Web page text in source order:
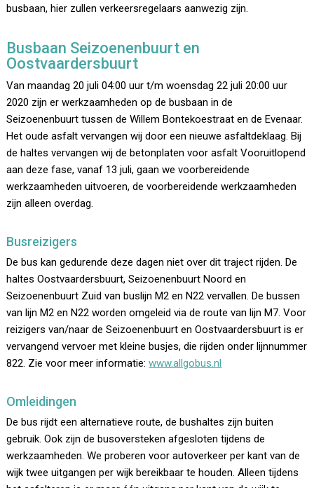
busbaan, hier zullen verkeersregelaars aanwezig zijn.
Busbaan Seizoenenbuurt en
Oostvaardersbuurt
Van maandag 20 juli 04:00 uur t/m woensdag 22 juli 20:00 uur
2020 zijn er werkzaamheden op de busbaan in de
Seizoenenbuurt tussen de Willem Bontekoestraat en de Evenaar.
Het oude asfalt vervangen wij door een nieuwe asfaltdeklaag. Bij
de haltes vervangen wij de betonplaten voor asfalt Vooruitlopend
aan deze fase, vanaf 13 juli, gaan we voorbereidende
werkzaamheden uitvoeren, de voorbereidende werkzaamheden
zijn alleen overdag.
Busreizigers
De bus kan gedurende deze dagen niet over dit traject rijden. De
haltes Oostvaardersbuurt, Seizoenenbuurt Noord en
Seizoenenbuurt Zuid van buslijn M2 en N22 vervallen. De bussen
van lijn M2 en N22 worden omgeleid via de route van lijn M7. Voor
reizigers van/naar de Seizoenenbuurt en Oostvaardersbuurt is er
vervangend vervoer met kleine busjes, die rijden onder lijnnummer
822. Zie voor meer informatie:www.allgobus.nl
Omleidingen
De bus rijdt een alternatieve route, de bushaltes zijn buiten
gebruik. Ook zijn de busoversteken afgesloten tijdens de
werkzaamheden. We proberen voor autoverkeer per kant van de
wijk twee uitgangen per wijk bereikbaar te houden. Alleen tijdens